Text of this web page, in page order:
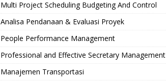
Multi Project Scheduling Budgeting And Control
Analisa Pendanaan & Evaluasi Proyek
People Performance Management
Professional and Effective Secretary Management
Manajemen Transportasi